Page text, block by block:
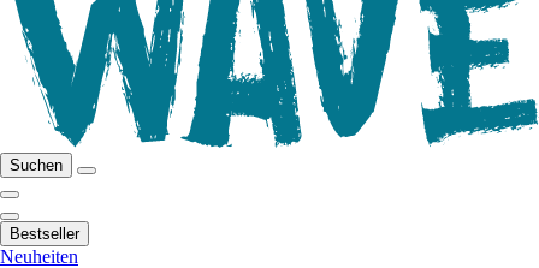
Suchen
Bestseller
Neuheiten